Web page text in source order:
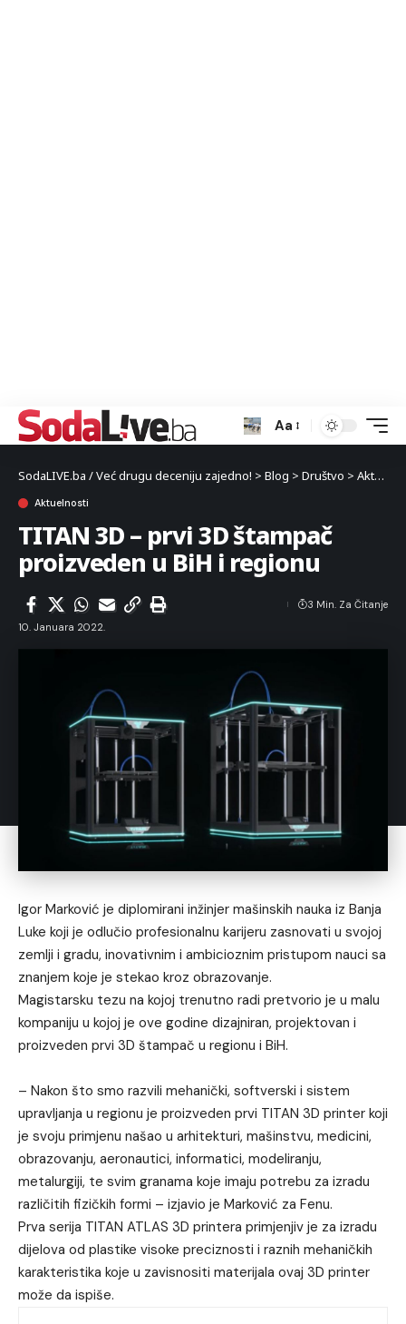
Aa
SodaLIVE.ba / Već drugu deceniju zajedno! > Blog > Društvo > Aktuelnosti
Aktuelnosti
TITAN 3D – prvi 3D štampač
proizveden u BiH i regionu
10. Januara 2022.
3 Min. Za Čitanje
Igor Marković je diplomirani inžinjer mašinskih nauka iz Banja
Luke koji je odlučio profesionalnu karijeru zasnovati u svojoj
zemlji i gradu, inovativnim i ambicioznim pristupom nauci sa
znanjem koje je stekao kroz obrazovanje.
Magistarsku tezu na kojoj trenutno radi pretvorio je u malu
kompaniju u kojoj je ove godine dizajniran, projektovan i
proizveden prvi 3D štampač u regionu i BiH.
– Nakon što smo razvili mehanički, softverski i sistem
upravljanja u regionu je proizveden prvi TITAN 3D printer koji
je svoju primjenu našao u arhitekturi, mašinstvu, medicini,
obrazovanju, aeronautici, informatici, modeliranju,
metalurgiji, te svim granama koje imaju potrebu za izradu
različitih fizičkih formi – izjavio je Marković za Fenu.
Prva serija TITAN ATLAS 3D printera primjenjiv je za izradu
dijelova od plastike visoke preciznosti i raznih mehaničkih
karakteristika koje u zavisnositi materijala ovaj 3D printer
može da ispiše.